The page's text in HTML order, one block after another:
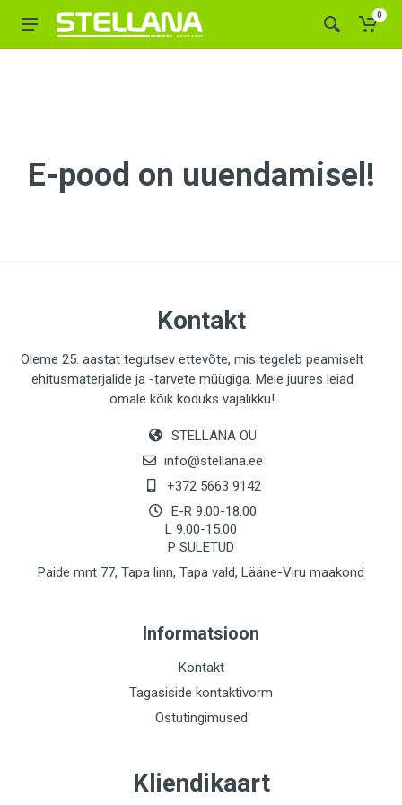
0
E-pood on uuendamisel!
Kontakt
Oleme 25. aastat tegutsev ettevõte, mis tegeleb peamiselt
ehitusmaterjalide ja -tarvete müügiga. Meie juures leiad
omale kõik koduks vajalikku!
STELLANA OÜ
info@stellana.ee
+372 5663 9142
E-R 9.00-18.00
L 9.00-15.00
P SULETUD
Paide mnt 77, Tapa linn, Tapa vald, Lääne-Viru maakond
Informatsioon
Kontakt
Tagasiside kontaktivorm
Ostutingimused
Kliendikaart